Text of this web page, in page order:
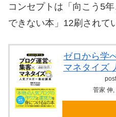
コンセプトは「向こう5
できない本」12刷されて
ゼロから学
マネタイズ
菅家 伸